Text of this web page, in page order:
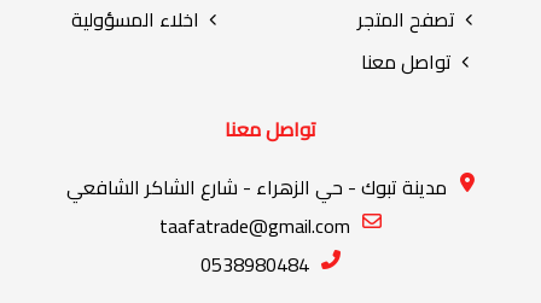
تصفح المتجر
تواصل معنا
اخلاء المسؤولية
تواصل معنا
مدينة تبوك - حي الزهراء - شارع الشاكر الشافعي
taafatrade@gmail.com
0538980484